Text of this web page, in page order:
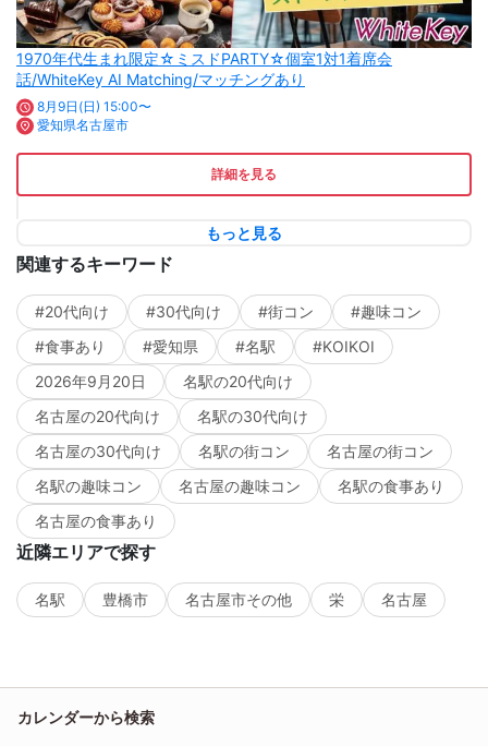
1970年代生まれ限定☆ミスドPARTY☆個室1対1着席会
話/WhiteKey AI Matching/マッチングあり
8月9日(日) 15:00〜
愛知県名古屋市
詳細を見る
もっと見る
関連するキーワード
#20代向け #30代向け #街コン
#趣味コン
#食事あり
#愛知県 #名駅
#KOIKOI
2026年9月20日
名駅の20代向け
名古屋の20代向け
名駅の30代向け
名古屋の30代向け
名駅の街コン
名古屋の街コン
名駅の趣味コン
名古屋の趣味コン
名駅の食事あり
名古屋の食事あり
近隣エリアで探す
名駅 豊橋市 名古屋市その他 栄 名古屋
カレンダーから検索